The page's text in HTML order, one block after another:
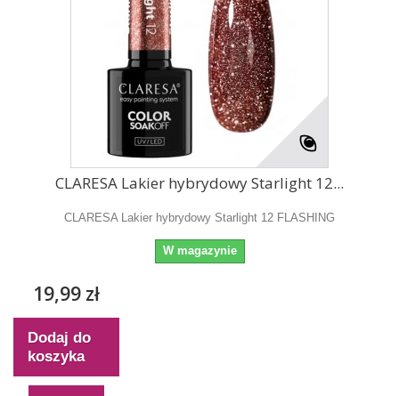
CLARESA Lakier hybrydowy Starlight 12...
CLARESA Lakier hybrydowy Starlight 12 FLASHING
W magazynie
19,99 zł
Dodaj do
koszyka